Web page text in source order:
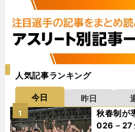
人気記事ランキング
今日 昨日
秋春制が
026－27
1